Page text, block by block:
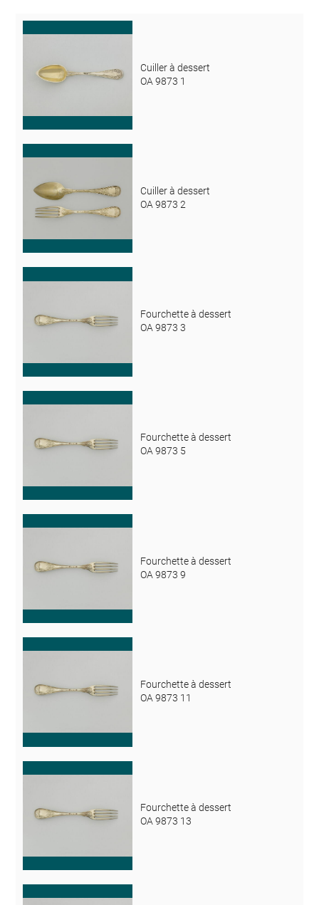
Cuiller à dessert
OA 9873 1
Cuiller à dessert
OA 9873 2
Fourchette à dessert
OA 9873 3
Fourchette à dessert
OA 9873 5
Fourchette à dessert
OA 9873 9
Fourchette à dessert
OA 9873 11
Fourchette à dessert
OA 9873 13